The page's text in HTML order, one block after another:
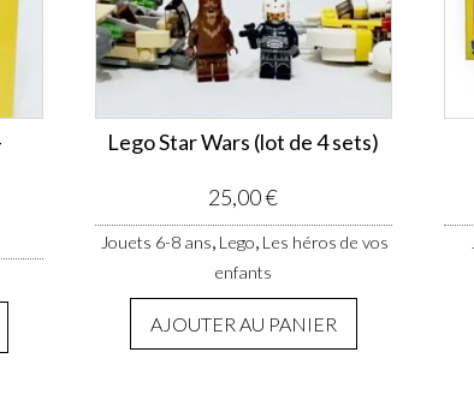
Lego Star Wars (lot de 4 sets)
25,00€
Jouets 6-8 ans, Lego, Les héros de vos
enfants
AJOUTER AU PANIER